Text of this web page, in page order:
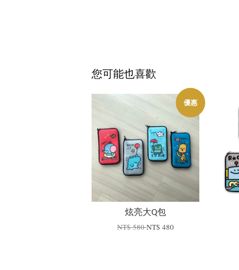
您可能也喜歡
優惠
炫亮大Q包
NT$ 580NT$ 480